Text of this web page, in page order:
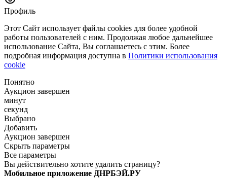
Профиль
Этот Сайт использует файлы cookies для более удобной
работы пользователей с ним. Продолжая любое дальнейшее
использование Сайта, Вы соглашаетесь с этим. Более
подробная информация доступна в Политики использования
cookie
Понятно
Аукцион завершен
минут
секунд
Выбрано
Добавить
Аукцион завершен
Скрыть параметры
Все параметры
Вы действительно хотите удалить страницу?
Мобильное приложение ДНРБЭЙ.РУ